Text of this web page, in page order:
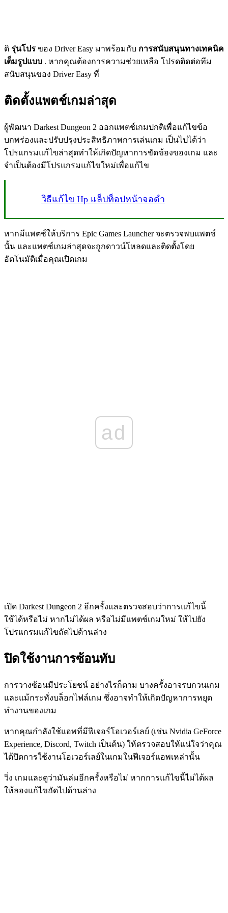
ดิ รุ่นโปร ของ Driver Easy มาพร้อมกับ การสนับสนุนทางเทคนิค
เต็มรูปแบบ . หากคุณต้องการความช่วยเหลือ โปรดติดต่อทีม
สนับสนุนของ Driver Easy ที่
ติดตั้งแพตช์เกมล่าสุด
ผู้พัฒนา Darkest Dungeon 2 ออกแพตช์เกมปกติเพื่อแก้ไขข้อ
บกพร่องและปรับปรุงประสิทธิภาพการเล่นเกม เป็นไปได้ว่า
โปรแกรมแก้ไขล่าสุดทำให้เกิดปัญหาการขัดข้องของเกม และ
จำเป็นต้องมีโปรแกรมแก้ไขใหม่เพื่อแก้ไข
วิธีแก้ไข Hp แล็ปท็อปหน้าจอดำ
หากมีแพตช์ให้บริการ Epic Games Launcher จะตรวจพบแพตช์
นั้น และแพตช์เกมล่าสุดจะถูกดาวน์โหลดและติดตั้งโดย
อัตโนมัติเมื่อคุณเปิดเกม
ad
เปิด Darkest Dungeon 2 อีกครั้งและตรวจสอบว่าการแก้ไขนี้
ใช้ได้หรือไม่ หากไม่ได้ผล หรือไม่มีแพตช์เกมใหม่ ให้ไปยัง
โปรแกรมแก้ไขถัดไปด้านล่าง
ปิดใช้งานการซ้อนทับ
การวางซ้อนมีประโยชน์ อย่างไรก็ตาม บางครั้งอาจรบกวนเกม
และแม้กระทั่งบล็อกไฟล์เกม ซึ่งอาจทำให้เกิดปัญหาการหยุด
ทำงานของเกม
หากคุณกำลังใช้แอพที่มีฟีเจอร์โอเวอร์เลย์ (เช่น Nvidia GeForce
Experience, Discord, Twitch เป็นต้น) ให้ตรวจสอบให้แน่ใจว่าคุณ
ได้ปิดการใช้งานโอเวอร์เลย์ในเกมในฟีเจอร์แอพเหล่านั้น
วิ่ง เกมและดูว่ามันล่มอีกครั้งหรือไม่ หากการแก้ไขนี้ไม่ได้ผล
ให้ลองแก้ไขถัดไปด้านล่าง